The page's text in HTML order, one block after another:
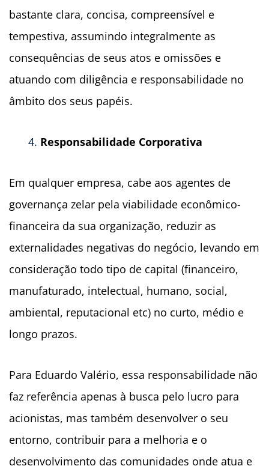
bastante clara, concisa, compreensível e
tempestiva, assumindo integralmente as
consequências de seus atos e omissões e
atuando com diligência e responsabilidade no
âmbito dos seus papéis.
Responsabilidade Corporativa
Em qualquer empresa, cabe aos agentes de
governança zelar pela viabilidade econômico-
financeira da sua organização, reduzir as
externalidades negativas do negócio, levando em
consideração todo tipo de capital (financeiro,
manufaturado, intelectual, humano, social,
ambiental, reputacional etc) no curto, médio e
longo prazos.
Para Eduardo Valério, essa responsabilidade não
faz referência apenas à busca pelo lucro para
acionistas, mas também desenvolver o seu
entorno, contribuir para a melhoria e o
desenvolvimento das comunidades onde atua e